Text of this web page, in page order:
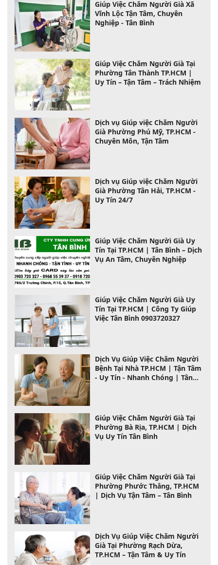
Giúp Việc Chăm Người Già Xã
Vĩnh Lộc Tận Tâm, Chuyên
Nghiệp - Tân Bình
Giúp Việc Chăm Người Già Tại
Phường Tân Thành TP.HCM |
Uy Tín – Tận Tâm – Trách Nhiệm
Dịch vụ Giúp việc Chăm Người
Già Phường Phú Mỹ, TP.HCM -
Chuyên Môn, Tận Tâm
Dịch vụ Giúp việc Chăm Người
Già Phường Tân Hải, TP.HCM -
Uy Tín 24/7
Giúp Việc Chăm Người Già Uy
Tín Tại TP.HCM | Tân Bình – Dịch
Vụ An Tâm, Chuyên Nghiệp
Giúp Việc Chăm Người Già Uy
Tín Tại TP.HCM | Công Ty Giúp
Việc Tân Bình 0903720327
Dịch Vụ Giúp Việc Chăm Người
Bệnh Tại Nhà TP.HCM | Tận Tâm
- Uy Tín - Nhanh Chóng | Tân
Giúp Việc Chăm Người Già Tại
Phường Bà Rịa, TP.HCM | Dịch
Vụ Uy Tín Tân Bình
Giúp Việc Chăm Người Già Tại
Phường Phước Thắng, TP.HCM
| Dịch Vụ Tận Tâm – Tân Bình
Dịch Vụ Giúp Việc Chăm Người
Già Tại Phường Rạch Dừa,
TP.HCM – Tận Tâm & Uy Tín